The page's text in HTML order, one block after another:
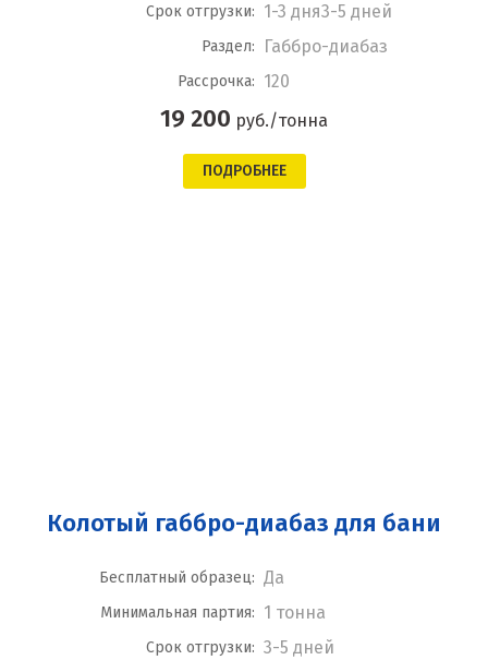
Срок отгрузки: 1-3 дня3-5 дней
Раздел: Габбро-диабаз
Рассрочка: 120
19 200 руб./тонна
ПОДРОБНЕЕ
Колотый габбро-диабаз для бани
Бесплатный образец: Да
Минимальная партия: 1 тонна
Срок отгрузки: 3-5 дней